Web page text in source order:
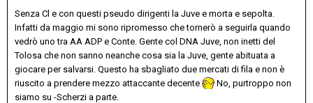
Senza Cl e con questi pseudo dirigenti la Juve e morta e sepolta.
Infatti da maggio mi sono ripromesso che tornerò a seguirla quando
vedrò uno tra AA ADP e Conte. Gente col DNA Juve, non inetti del
Tolosa che non sanno neanche cosa sia la Juve, gente abituata a
giocare per salvarsi. Questo ha sbagliato due mercati di fila e non è
riuscito a prendere mezzo attaccante decente
No, purtroppo non
siamo su -Scherzi a parte.